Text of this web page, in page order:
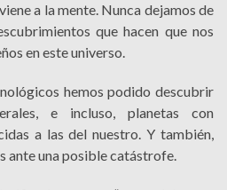
a la mente. Nunca dejamos de
que hacen que nos
en este universo.
hemos podido descubrir
e incluso, planetas con
a las del nuestro. Y también,
ante una posible catástrofe.